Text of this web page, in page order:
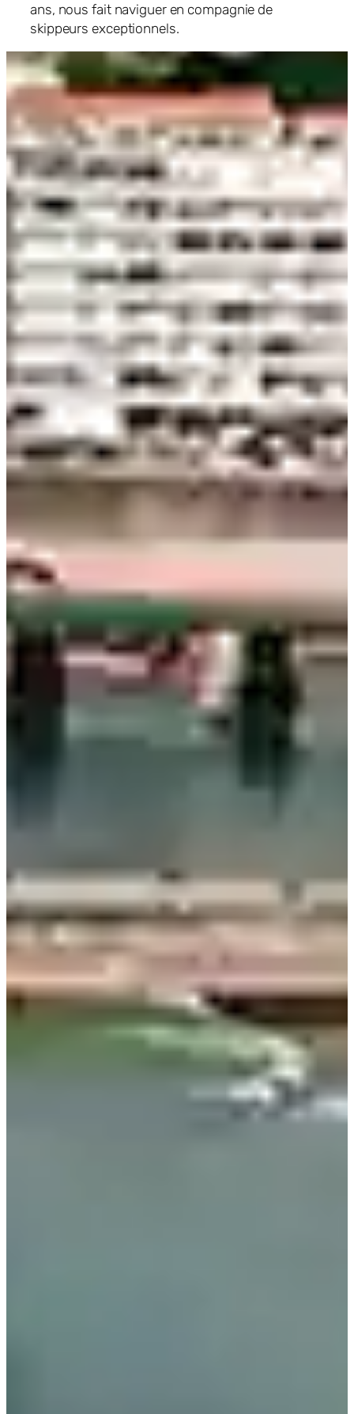
ans, nous fait naviguer en compagnie de
skippeurs exceptionnels.